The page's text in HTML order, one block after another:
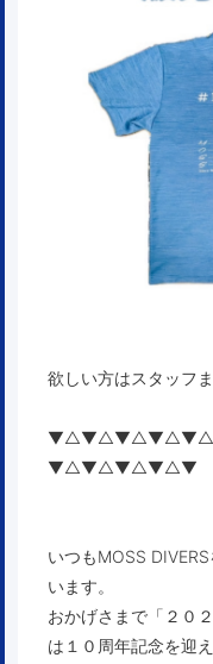
欲しい方はスタッフ
▼△▼△▼△▼△▼
いつもMOSS
います。
おかげさまで「２０
は１０周年記念を迎え